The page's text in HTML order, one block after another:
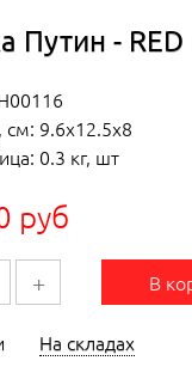
Путин -
см: 9.6x12.5x8
0.3 кг, шт
руб
+ В
На складах